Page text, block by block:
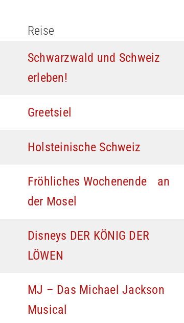
Reise
Schwarzwald und Schweiz
erleben!
Greetsiel
Holsteinische Schweiz
Fröhliches Wochenende an
der Mosel
Disneys DER KÖNIG DER
LÖWEN
MJ – Das Michael Jackson
Musical